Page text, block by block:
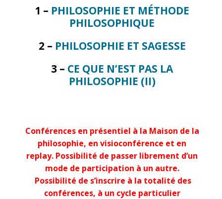
1 – PHILOSOPHIE ET MÉTHODE
PHILOSOPHIQUE
2 – PHILOSOPHIE ET SAGESSE
3 – CE QUE N’EST PAS LA
PHILOSOPHIE (II)
Conférences en présentiel à la Maison de la
philosophie, en visioconférence et en
replay. Possibilité de passer librement d’un
mode de participation à un autre.
Possibilité de s’inscrire à la totalité des
conférences, à un cycle particulier